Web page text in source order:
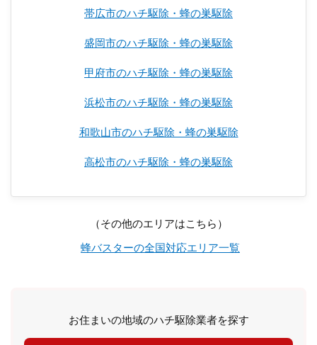
帯広市のハチ駆除・蜂の巣駆除
盛岡市のハチ駆除・蜂の巣駆除
甲府市のハチ駆除・蜂の巣駆除
浜松市のハチ駆除・蜂の巣駆除
和歌山市のハチ駆除・蜂の巣駆除
高松市のハチ駆除・蜂の巣駆除
（その他のエリアはこちら）
蜂バスターの全国対応エリア一覧
お住まいの地域のハチ駆除業者を探す